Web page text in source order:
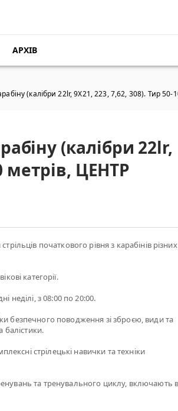
АРХІВ
(калібри 22lr, 9Х21, 223, 7,62, 308). Тир
(калібри 22lr,
метрів, ЦЕНТР
початкового рівня з карабінів різних
категорії.
неділі, з 08:00 по 20:00.
безпечного поводження зі зброєю, види та
балістики.
стрілецькі навички та техніки
та тренувального циклу, включають в